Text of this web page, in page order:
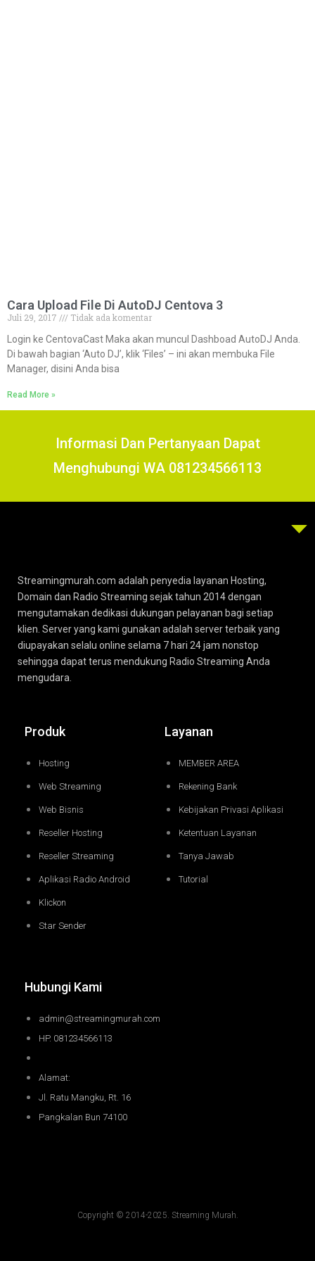
Cara Upload File Di AutoDJ Centova 3
Juli 29, 2017
Tidak ada komentar
Login ke CentovaCast Maka akan muncul Dashboad AutoDJ Anda.
Di bawah bagian ‘Auto DJ’, klik ‘Files’ – ini akan membuka File
Manager, disini Anda bisa
Read More »
Informasi Dan Pertanyaan Dapat
Menghubungi WA 081234566113
Streamingmurah.com adalah penyedia layanan Hosting,
Domain dan Radio Streaming sejak tahun 2014 dengan
mengutamakan dedikasi dukungan pelayanan bagi setiap
klien. Server yang kami gunakan adalah server terbaik yang
diupayakan selalu online selama 7 hari 24 jam nonstop
sehingga dapat terus mendukung Radio Streaming Anda
mengudara.
Produk
Hosting
Web Streaming
Web Bisnis
Reseller Hosting
Reseller Streaming
Aplikasi Radio Android
Klickon
Star Sender
Layanan
MEMBER AREA
Rekening Bank
Kebijakan Privasi Aplikasi
Ketentuan Layanan
Tanya Jawab
Tutorial
Hubungi Kami
admin@streamingmurah.com
HP. 081234566113
Alamat:
Jl. Ratu Mangku, Rt. 16
Pangkalan Bun 74100
Copyright © 2014-2025. Streaming Murah.